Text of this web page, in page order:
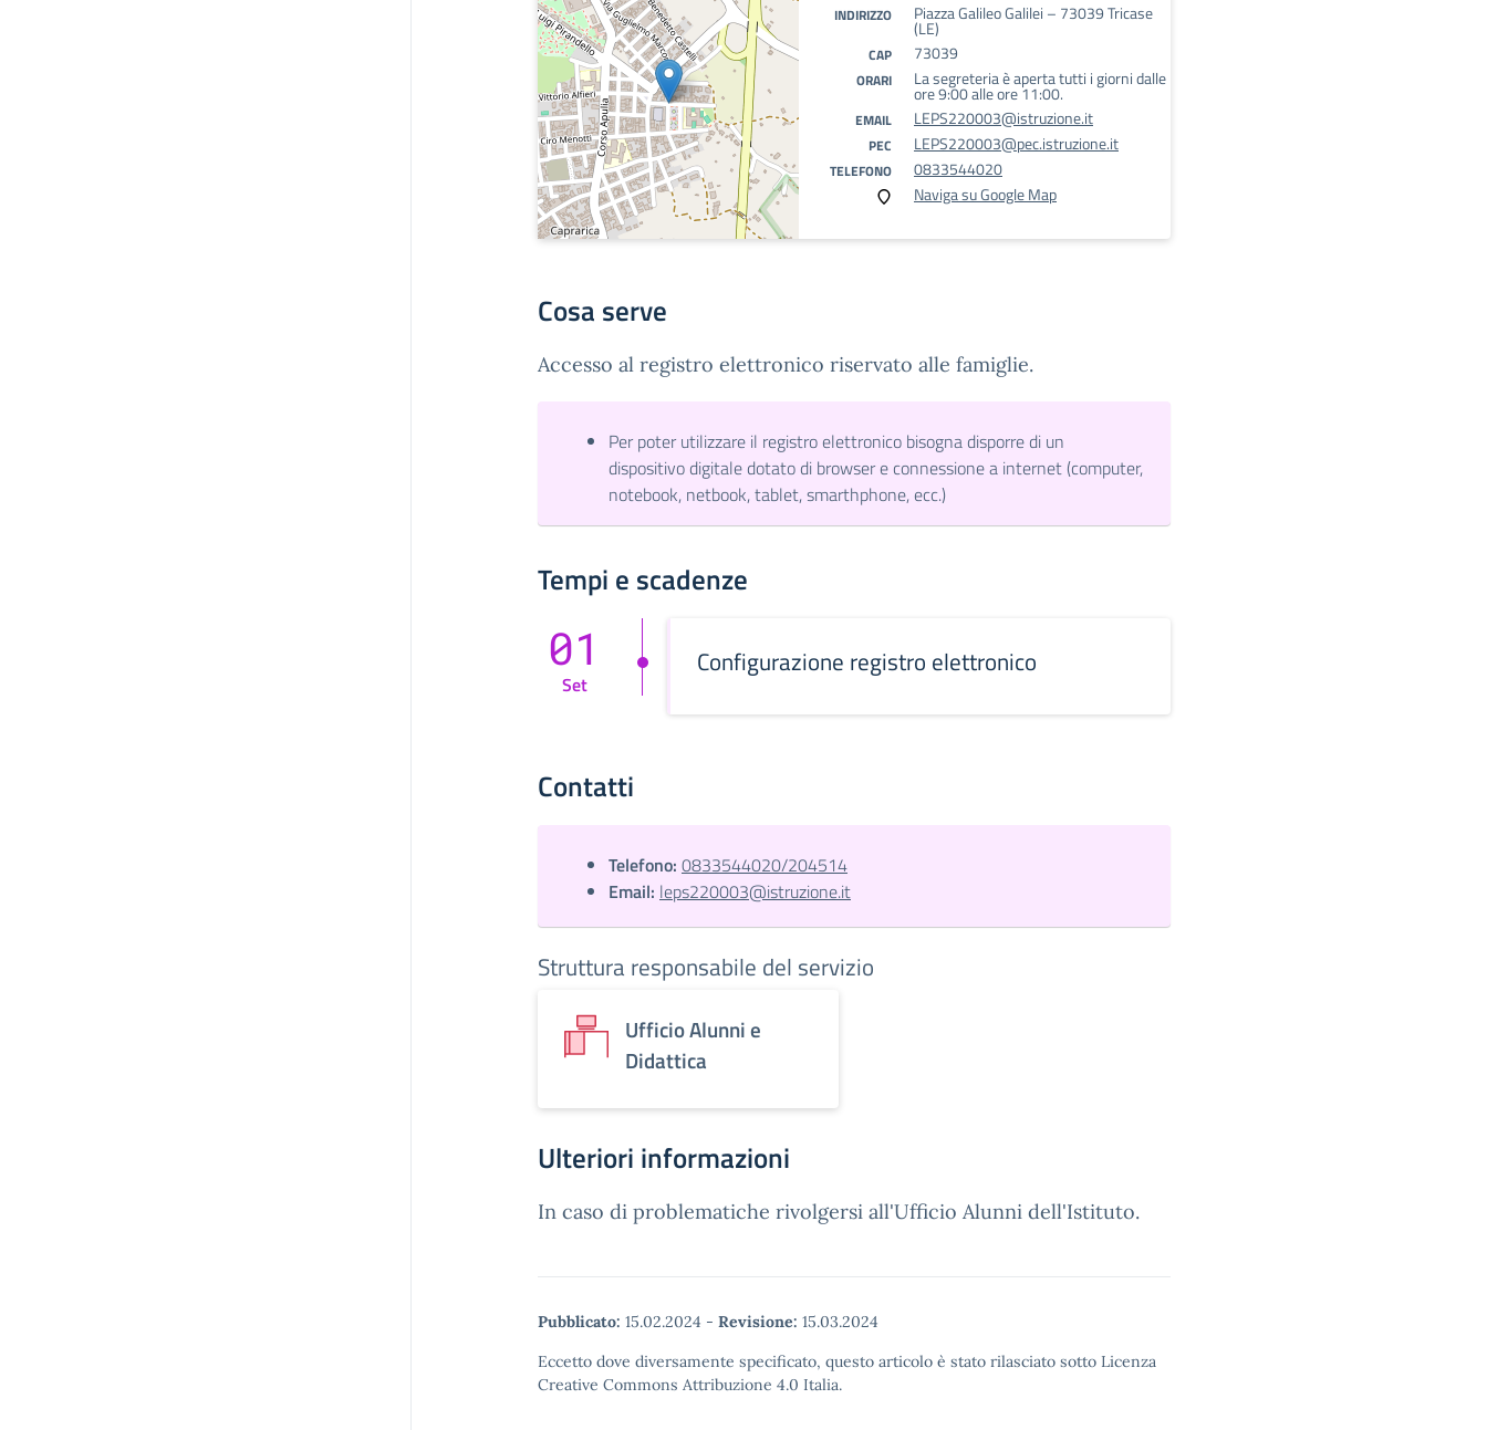
INDIRIZZO Piazza Galileo Galilei – 73039 Tricase
(LE)
CAP 73039
ORARI La segreteria è aperta tutti i giorni dalle
ore 9:00 alle ore 11:00.
EMAIL LEPS220003@istruzione.it
PEC LEPS220003@pec.istruzione.it
TELEFONO
0833544020
Naviga su Google Map
Cosa serve
Accesso al registro elettronico riservato alle famiglie.
Per poter utilizzare il registro elettronico bisogna disporre di un
dispositivo digitale dotato di browser e connessione a internet (computer,
notebook, netbook, tablet, smarthphone, ecc.)
Tempi e scadenze
Configurazione registro elettronico
01
Set
Contatti
Telefono: 0833544020/204514
Email: leps220003@istruzione.it
Struttura responsabile del servizio
Ufficio Alunni e
Didattica
Ulteriori informazioni
In caso di problematiche rivolgersi all'Ufficio Alunni dell'Istituto.
Pubblicato: 15.02.2024 - Revisione: 15.03.2024
Eccetto dove diversamente specificato, questo articolo è stato rilasciato sotto Licenza
Creative Commons Attribuzione 4.0 Italia.